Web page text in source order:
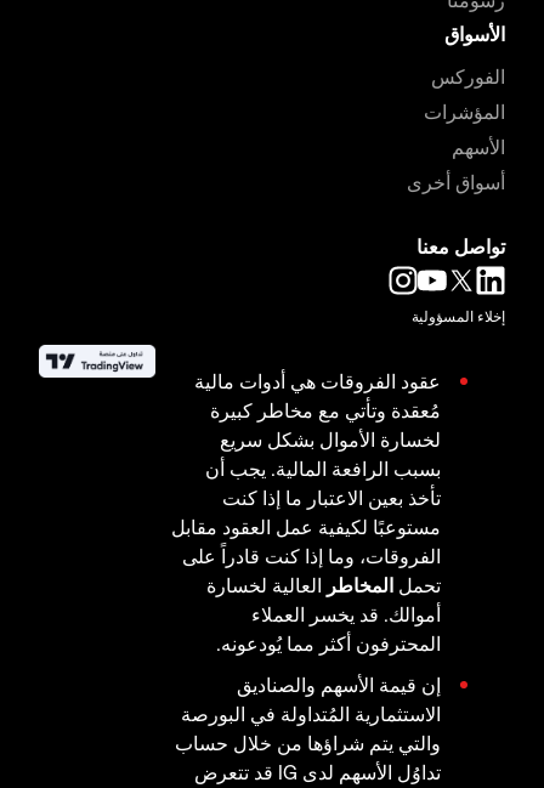
الأسواق
الفوركس
المؤشرات
الأسهم
أسواق أخرى
تواصل معنا
إخلاء المسؤولية
عقود الفروقات هي أدوات مالية
مُعقدة وتأتي مع مخاطر كبيرة
لخسارة الأموال بشكل سريع
بسبب الرافعة المالية. يجب أن
تأخذ بعين الاعتبار ما إذا كنت
مستوعبًا لكيفية عمل العقود مقابل
الفروقات، وما إذا كنت قادراً على
تحمل المخاطر العالية لخسارة
أموالك. قد يخسر العملاء
المحترفون أكثر مما يُودعونه.
إن قيمة الأسهم والصناديق
الاستثمارية المُتداولة في البورصة
والتي يتم شراؤها من خلال حساب
تداوُل الأسهم لدى IG قد تتعرض